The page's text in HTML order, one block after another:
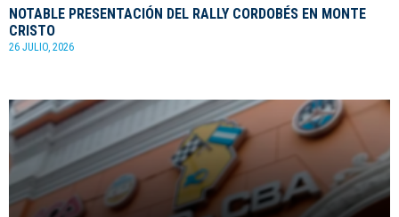
NOTABLE PRESENTACIÓN DEL RALLY CORDOBÉS EN MONTE
CRISTO
26 JULIO, 2026